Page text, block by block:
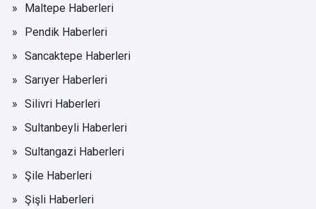
Maltepe Haberleri
Pendik Haberleri
Sancaktepe Haberleri
Sarıyer Haberleri
Silivri Haberleri
Sultanbeyli Haberleri
Sultangazi Haberleri
Şile Haberleri
Şişli Haberleri